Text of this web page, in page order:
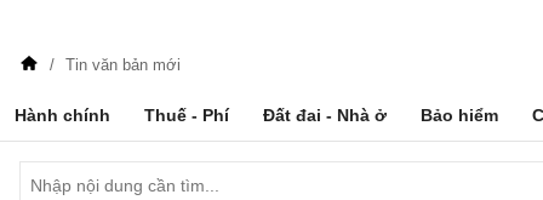
Tin văn bản mới
Hành chính Thuế - Phí Đất đai - Nhà ở Bảo hiểm